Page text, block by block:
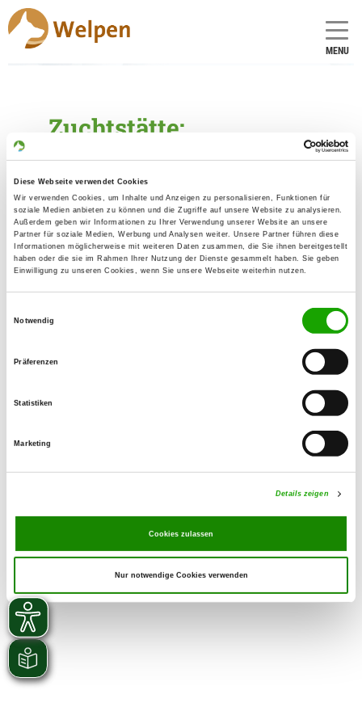
Diese Webseite verwendet Cookies
Wir verwenden Cookies, um Inhalte und Anzeigen zu personalisieren, Funktionen für
soziale Medien anbieten zu können und die Zugriffe auf unsere Website zu analysieren.
Außerdem geben wir Informationen zu Ihrer Verwendung unserer Website an unsere
Partner für soziale Medien, Werbung und Analysen weiter. Unsere Partner führen diese
Informationen möglicherweise mit weiteren Daten zusammen, die Sie ihnen bereitgestellt
haben oder die sie im Rahmen Ihrer Nutzung der Dienste gesammelt haben. Sie geben
Einwilligung zu unseren Cookies, wenn Sie unsere Webseite weiterhin nutzen.
Notwendig
Präferenzen
Statistiken
Marketing
Details zeigen
Cookies zulassen
Nur notwendige Cookies verwenden
MENU
Zuchtstätte:
von der Pflochsbacher
Schmiede
Gründungsdatum: 15.12.2006
Züchter
Alfred Hergenröder
97816 Lohr
Kontakt